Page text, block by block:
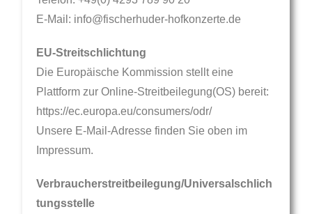
E-Mail: info@fischerhuder-hofkonzerte.de
EU-Streitschlichtung
Die Europäische Kommission stellt eine
Plattform zur Online-Streitbeilegung(OS) bereit:
https://ec.europa.eu/consumers/odr/
Unsere E-Mail-Adresse finden Sie oben im
Impressum.
Verbraucherstreitbeilegung/Universalschlich
tungsstelle